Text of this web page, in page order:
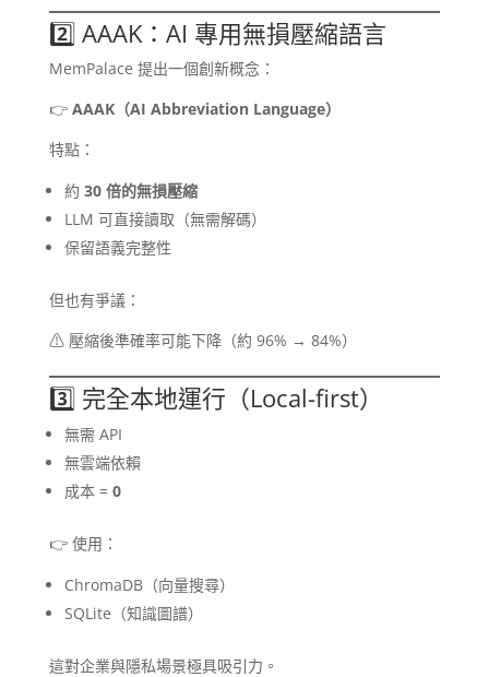
2️⃣ AAAK：AI 專用無損壓縮語言
MemPalace 提出一個創新概念：
👉 AAAK（AI Abbreviation Language）
特點：
約 30 倍的無損壓縮
LLM 可直接讀取（無需解碼）
保留語義完整性
但也有爭議：
⚠ 壓縮後準確率可能下降（約 96% → 84%）
3️⃣ 完全本地運行（Local-first）
無需 API
無雲端依賴
成本 = 0
👉 使用：
ChromaDB（向量搜尋）
SQLite（知識圖譜）
這對企業與隱私場景極具吸引力。